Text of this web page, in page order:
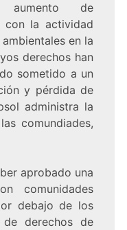
aumento de
con la actividad
en la
derechos han
sometido a un
y pérdida de
administra la
comundiades,
aprobado una
comunidades
debajo de los
de derechos de